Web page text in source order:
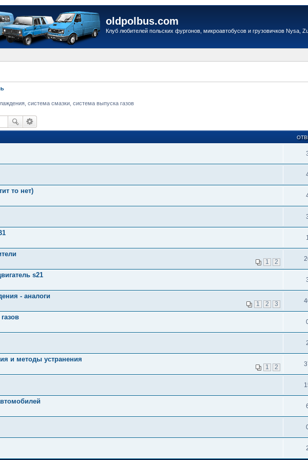
oldpolbus.com
Клуб любителей польских фургонов, микроавтобусов и грузовичков Nysa,
система смазки, система выпуска газов
то нет)
1
1 2
s21
- аналоги
1 2 3
и методы устранения
1 2